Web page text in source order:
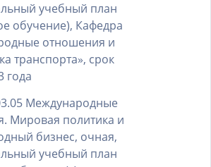
учебный план
обучение), Кафедра
отношения и
транспорта», срок
года
Международные
Мировая политика и
бизнес, очная,
учебный план